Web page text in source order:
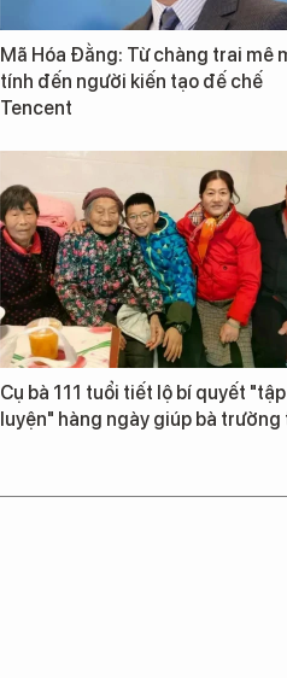
Mã Hóa Đằng: Từ chàng trai mê
tính đến người kiến tạo đế chế
Tencent
Cụ bà 111 tuổi tiết lộ bí quyết "tập
luyện" hàng ngày giúp bà trường